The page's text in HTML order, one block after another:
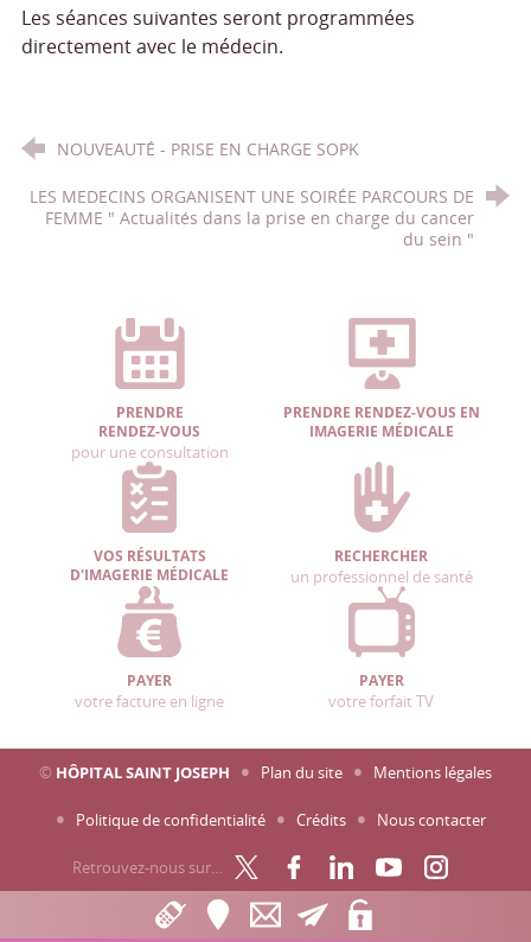
Les séances suivantes seront programmées
directement avec le médecin.
NOUVEAUTÉ - PRISE EN CHARGE SOPK
LES MEDECINS ORGANISENT UNE SOIRÉE PARCOURS DE
FEMME " Actualités dans la prise en charge du cancer
du sein "
PRENDRE
RENDEZ-VOUS
pour une consultation
PRENDRE RENDEZ-VOUS EN
IMAGERIE MÉDICALE
VOS RÉSULTATS
D'IMAGERIE MÉDICALE
RECHERCHER
un professionnel de santé
PAYER
votre facture en ligne
PAYER
votre forfait TV
© HÔPITAL SAINT JOSEPH Plan du site Mentions légales
Politique de confidentialité Crédits Nous contacter
Retrouvez-nous sur…